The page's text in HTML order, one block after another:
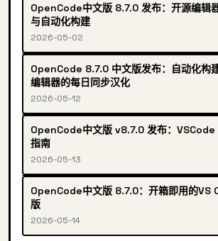
OpenCode中文版 8.7.0 发布：开源编辑
与自动化构建
2026-05-02
OpenCode 8.7.0 中文版发布：自动化构
编辑器的每日同步汉化
2026-05-12
OpenCode中文版 v8.7.0 发布：VSCode
指南
2026-05-13
OpenCode中文版 8.7.0：开箱即用的VS
版
2026-05-14